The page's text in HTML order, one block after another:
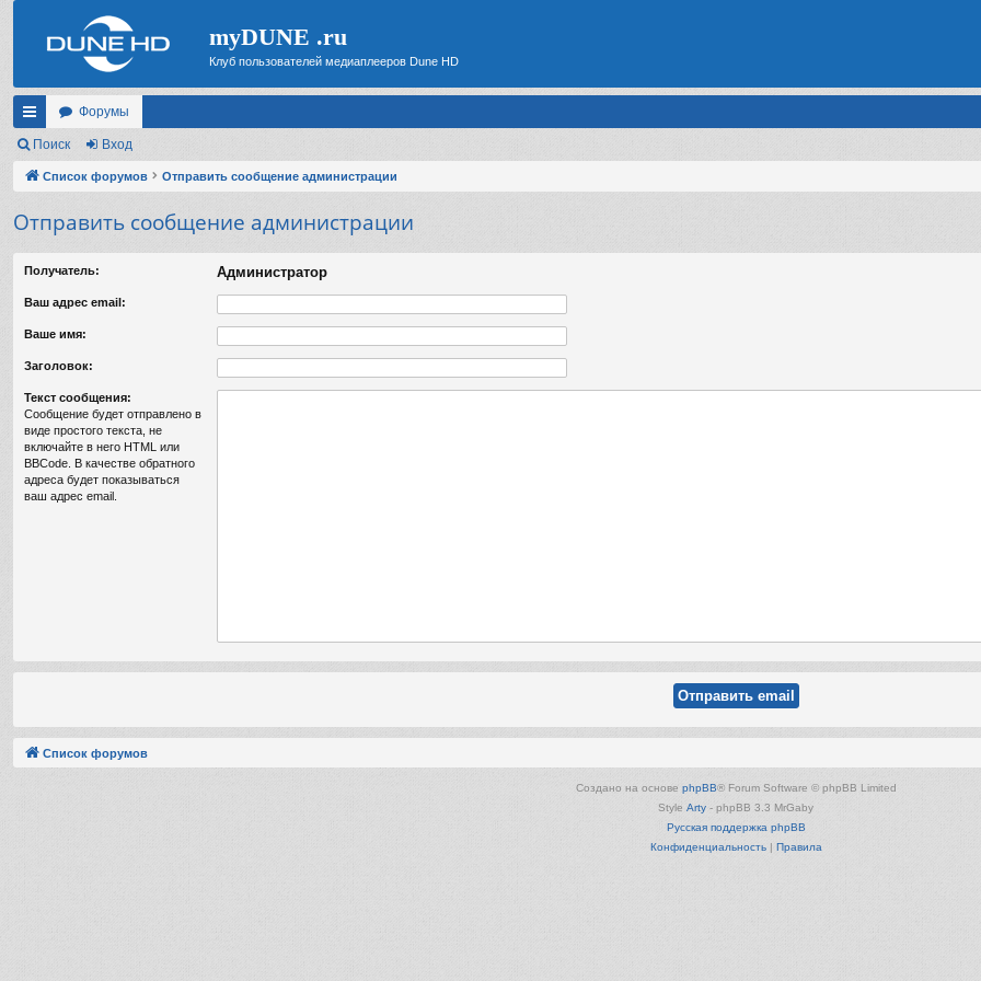
myDUNE .ru
Клуб пользователей медиаплееров Dune HD
с
ы
Форумы
Поиск Вход
Список форумов Отправить сообщение администрации
Отправить сообщение администрации
Получатель: Администратор
Ваш адрес email:
Ваше имя:
Заголовок:
Текст сообщения:
Сообщение будет отправлено в
виде простого текста, не
включайте в него HTML или
BBCode. В качестве обратного
адреса будет показываться
ваш адрес email.
Список форумов
Создано на основе phpBB® Forum Software © phpBB Limited
Style Arty - phpBB 3.3 MrGaby
Русская поддержка phpBB
Конфиденциальность| Правила